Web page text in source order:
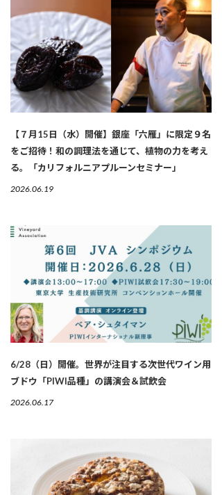
【７月15日（水）開催】銀座「六雁」に限定９名
をご招待！和の調理法を通じて、植物の力を考え
る。「カリフォルニアプルーンセミナー」
2026.06.19
6/28（日）開催。世界が注目する次世代ワイン用
ブドウ「PIWI品種」の講演会＆試飲会
2026.06.17